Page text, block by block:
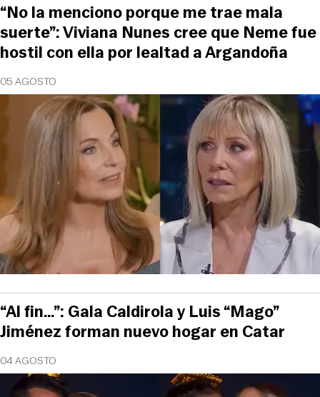
05 AGOSTO
“No la menciono porque me trae mala
suerte”: Viviana Nunes cree que Neme fue
hostil con ella por lealtad a Argandoña
04 AGOSTO
“Al fin…”: Gala Caldirola y Luis “Mago”
Jiménez forman nuevo hogar en Catar